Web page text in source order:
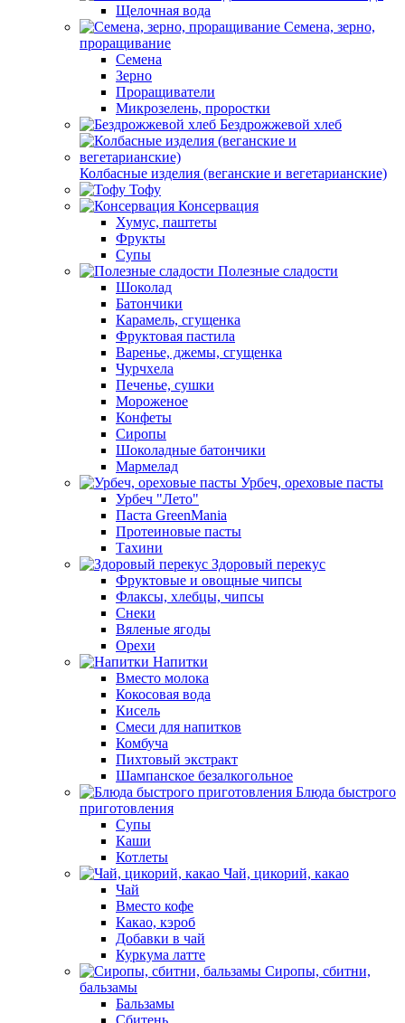
Щелочная вода
Семена, зерно,
проращивание
Семена
Зерно
Проращиватели
Микрозелень, проростки
Бездрожжевой хлеб
Колбасные изделия (веганские и вегетарианские)
Тофу
Консервация
Хумус, паштеты
Фрукты
Супы
Полезные сладости
Шоколад
Батончики
Карамель, сгущенка
Фруктовая пастила
Варенье, джемы, сгущенка
Чурчхела
Печенье, сушки
Мороженое
Конфеты
Сиропы
Шоколадные батончики
Мармелад
Урбеч, ореховые пасты
Урбеч "Лето"
Паста GreenMania
Протеиновые пасты
Тахини
Здоровый перекус
Фруктовые и овощные чипсы
Флаксы, хлебцы, чипсы
Снеки
Вяленые ягоды
Орехи
Напитки
Вместо молока
Кокосовая вода
Кисель
Смеси для напитков
Комбуча
Пихтовый экстракт
Шампанское безалкогольное
Блюда быстрого
приготовления
Супы
Каши
Котлеты
Чай, цикорий, какао
Чай
Вместо кофе
Какао, кэроб
Добавки в чай
Куркума латте
Сиропы, сбитни,
бальзамы
Бальзамы
Сбитень